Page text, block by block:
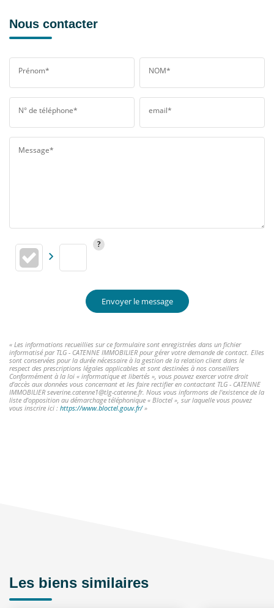
Nous contacter
Prénom* NOM*
N° de téléphone* email*
Message*
Envoyer le message
« Les informations recueillies sur ce formulaire sont enregistrées dans un fichier
informatisé par TLG - CATENNE IMMOBILIER pour gérer votre demande de contact. Elles
sont conservées pour la durée nécessaire à la gestion de la relation client dans le
respect des prescriptions légales applicables et sont destinées à nos conseillers
Conformément à la loi « informatique et libertés », vous pouvez exercer votre droit
d'accès aux données vous concernant et les faire rectifier en contactant TLG - CATENNE
IMMOBILIER severine.catenne1@tlg-catenne.fr. Nous vous informons de l'existence de la
liste d'opposition au démarchage téléphonique « Bloctel », sur laquelle vous pouvez
vous inscrire ici : https://www.bloctel.gouv.fr/»
Les biens similaires